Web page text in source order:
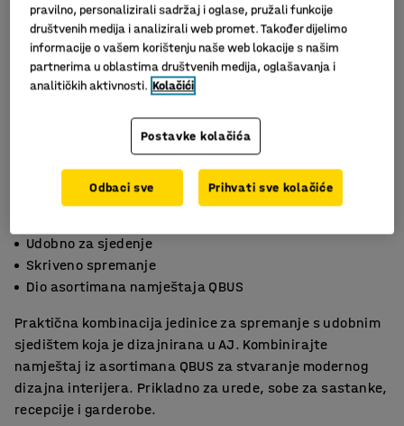
Udobno za sjedenje
Skriveno spremanje
Dio asortimana namještaja QBUS
Praktična kombinacija jedinice za spremanje s udobnim
sjedištem koja je dizajnirana u AJ. Kombinirajte
namještaj iz asortimana QBUS za stvaranje modernog
dizajna interijera. Prikladno za urede, sobe za sastanke,
recepcije i garderobe.
pravilno, personalizirali sadržaj i oglase, pružali funkcije
društvenih medija i analizirali web promet. Također dijelimo
informacije o vašem korištenju naše web lokacije s našim
partnerima u oblastima društvenih medija, oglašavanja i
analitičkih aktivnosti. Kolačići
Postavke kolačića
Odbaci sve Prihvati sve kolačiće